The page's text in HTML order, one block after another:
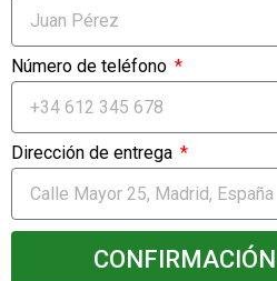
Número de teléfono
Dirección de entrega